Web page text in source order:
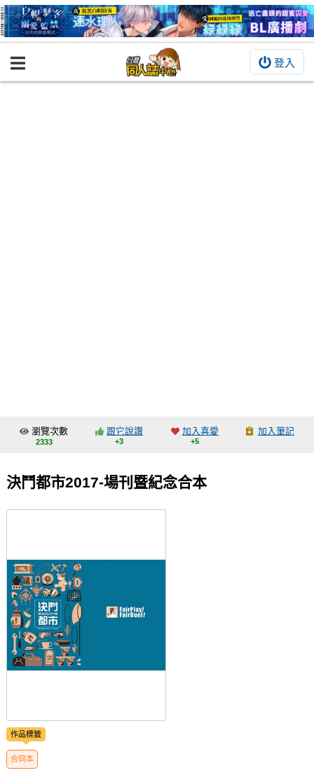
登入
BOOKY書集倉庫
交流中心
會員功能選單
登入
瀏覽次數
2333
跟它說讚
+3
加入喜愛
+5
加入筆記
決鬥都市2017-場刊暨紀念合本
作品標籤
合同本